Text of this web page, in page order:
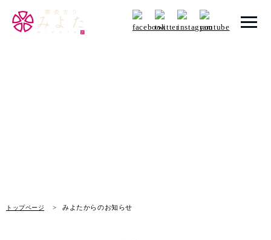
トップページ みよたからのお知らせ
メニュー 一覧